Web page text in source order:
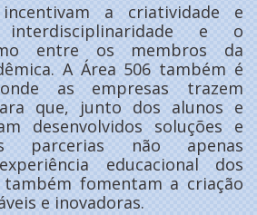
incentivam a criatividade e
e o
entre os membros da
A Área 506 também é
as empresas trazem
que, junto dos alunos e
desenvolvidos soluções e
parcerias não apenas
educacional dos
fomentam a criação
e inovadoras.